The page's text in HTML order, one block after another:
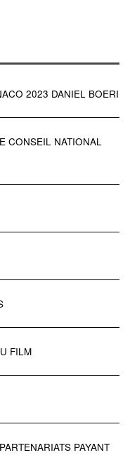
2023 DANIEL BOERI
CONSEIL NATIONAL
FILM
PAYANT